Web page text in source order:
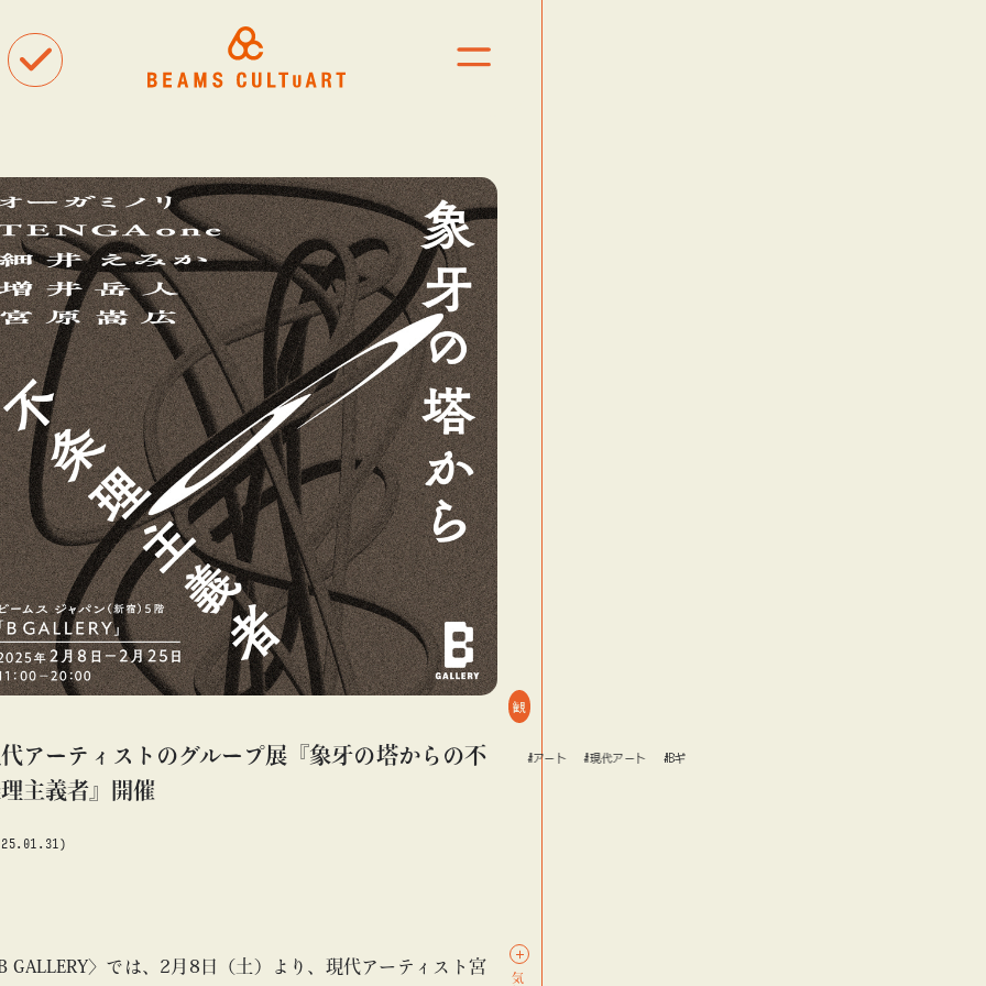
聴
着
観
タグ一覧
#ART #BEAMS CULTUART
#BEAMS MANGART
#BEAMS RECORDS
#BEAMS T
#bPrビームス
#Bギャラリー
#TOKYO CULTUART by BEAMS
#Tシャツ
#アート
#アートが生まれるところ
#アートフェア
#アイドル
#アトリエ #アニメ
#エンタメ
#ギャラリー
#グッズ
#デザイン
#ビームス カルチャー ト 高輪
#ビームス ジャパン
#ファッション
#フェニカ
#マンガ
#モノ・カルチャー図録
#ライブ #レコード
#写真
#言葉
#連載 #音楽
アーティストのグループ展『象牙の塔からの不
主義者』開催
GALLERY〉では、2月8日（土）より、現代アーティスト宮
観
#Bギャラリー #アート #現代アート #Bギャラリー #アート #現代アート #Bギャラリー